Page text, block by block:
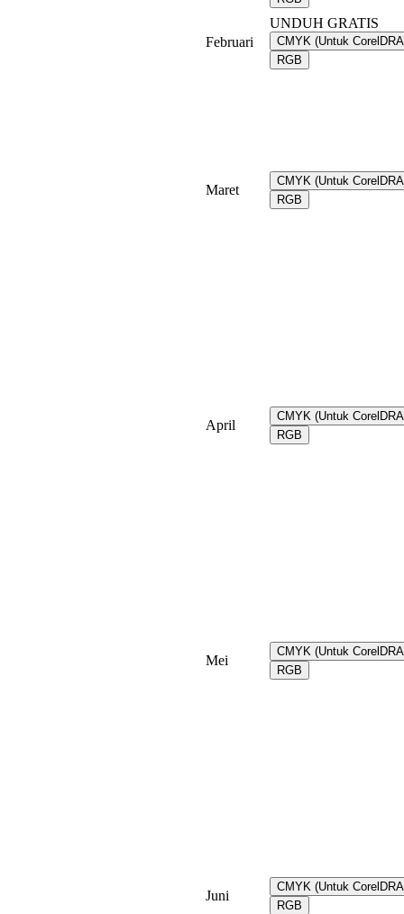
Februari
UNDUH GRATIS
CMYK (Untuk
RGB
Maret
CMYK (Untuk
RGB
April
CMYK (Untuk
RGB
Mei
CMYK (Untuk
RGB
Juni
CMYK (Untuk
RGB